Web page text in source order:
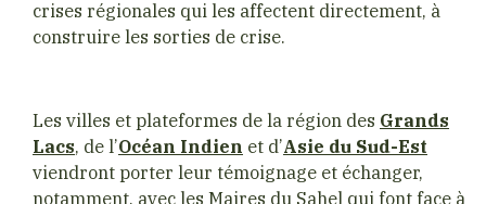
crises régionales qui les affectent directement, à
construire les sorties de crise.
Les villes et plateformes de la région des Grands
Lacs, de l’Océan Indien et d’Asie du Sud-Est
viendront porter leur témoignage et échanger,
notamment, avec les Maires du Sahel qui font face à